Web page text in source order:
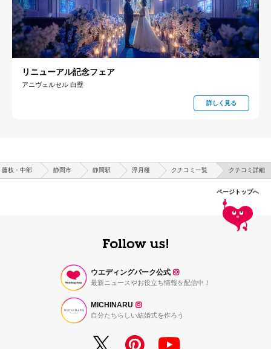
リニューアル記念フェア
アニヴェルセル 白壁
詳しく見る
藤枝・中部 静岡市 静岡駅 浮月楼 クチコミ一覧 クチコミ詳細
ページトップへ
ウエディングパーク公式
最新ニュースやお役立ち情報を配信中！
MICHINARU
自分たちらしい結婚式を作ろう